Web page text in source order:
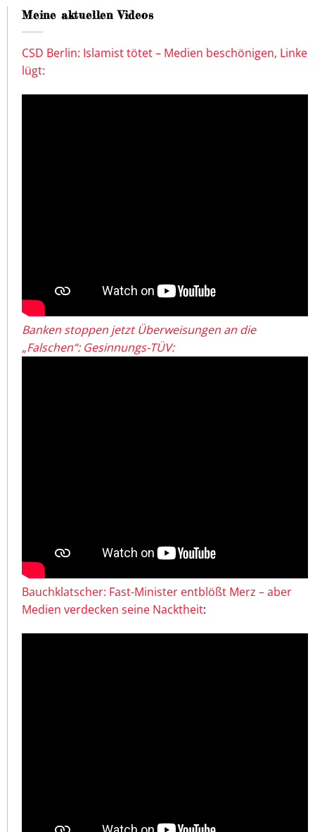
Meine aktuellen Videos
CSD Berlin: Islamist tötet – Medien beschönigen, Linke
lügt:
Banken stoppen jetzt Überweisungen an die
„Falschen“: Gesinnungs-TÜV:
Bauchklatscher: Fast-Minister entblößt Merz – aber
Medien verdecken seine Nacktheit: